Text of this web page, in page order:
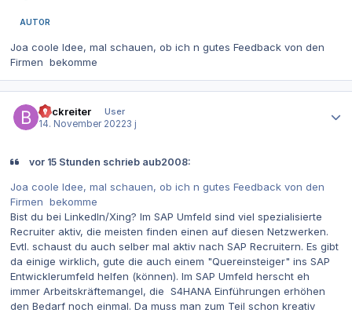
AUTOR
Joa coole Idee, mal schauen, ob ich n gutes Feedback von den
Firmen bekomme
Bockreiter
User
14. November 20223 j
vor 15 Stunden schrieb aub2008:
Joa coole Idee, mal schauen, ob ich n gutes Feedback von den
Firmen bekomme
Bist du bei LinkedIn/Xing? Im SAP Umfeld sind viel spezialisierte
Recruiter aktiv, die meisten finden einen auf diesen Netzwerken.
Evtl. schaust du auch selber mal aktiv nach SAP Recruitern. Es gibt
da einige wirklich, gute die auch einem "Quereinsteiger" ins SAP
Entwicklerumfeld helfen (können). Im SAP Umfeld herscht eh
immer Arbeitskräftemangel, die S4HANA Einführungen erhöhen
den Bedarf noch einmal. Da muss man zum Teil schon kreativ